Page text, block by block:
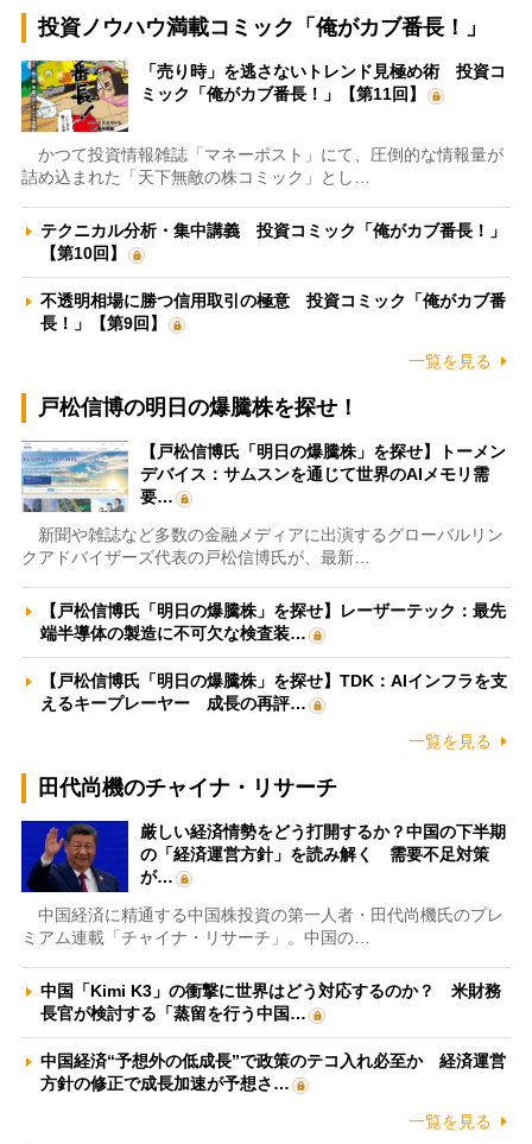
投資ノウハウ満載コミック「俺がカブ番長！」
「売り時」を逃さないトレンド見極め術 投資コ
ミック「俺がカブ番長！」【第11回】
かつて投資情報雑誌「マネーポスト」にて、圧倒的な情報量が
詰め込まれた「天下無敵の株コミック」とし…
テクニカル分析・集中講義 投資コミック「俺がカブ番長！」
【第10回】
不透明相場に勝つ信用取引の極意 投資コミック「俺がカブ番
長！」【第9回】
一覧を見る
戸松信博の明日の爆騰株を探せ！
【戸松信博氏「明日の爆騰株」を探せ】トーメン
デバイス：サムスンを通じて世界のAIメモリ需
要…
新聞や雑誌など多数の金融メディアに出演するグローバルリン
クアドバイザーズ代表の戸松信博氏が、最新…
【戸松信博氏「明日の爆騰株」を探せ】レーザーテック：最先
端半導体の製造に不可欠な検査装…
【戸松信博氏「明日の爆騰株」を探せ】TDK：AIインフラを支
えるキープレーヤー 成長の再評…
一覧を見る
田代尚機のチャイナ・リサーチ
厳しい経済情勢をどう打開するか？中国の下半期
の「経済運営方針」を読み解く 需要不足対策
が…
中国経済に精通する中国株投資の第一人者・田代尚機氏のプレ
ミアム連載「チャイナ・リサーチ」。中国の…
中国「Kimi K3」の衝撃に世界はどう対応するのか？ 米財務
長官が検討する「蒸留を行う中国…
中国経済“予想外の低成長”で政策のテコ入れ必至か 経済運営
方針の修正で成長加速が予想さ…
一覧を見る